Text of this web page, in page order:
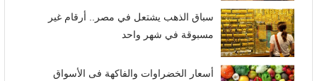
سباق الذهب يشتعل في مصر.. أرقام غير
مسبوقة في شهر واحد
أسعار الخضراوات والفاكهة فى الأسواق